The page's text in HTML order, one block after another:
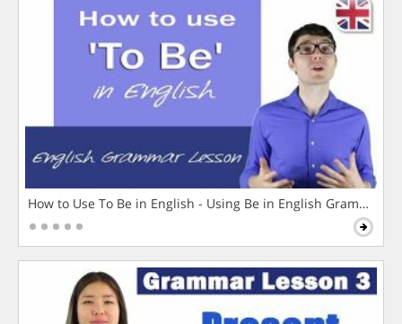
How to Use To Be in English - Using Be in English Grammar